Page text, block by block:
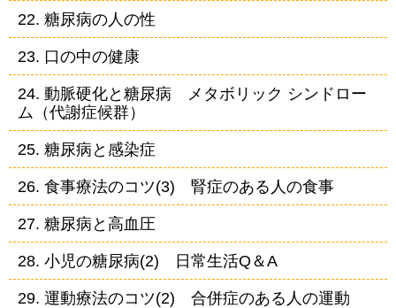
22. 糖尿病の人の性
23. 口の中の健康
24. 動脈硬化と糖尿病 メタボリック シンドロー
ム（代謝症候群）
25. 糖尿病と感染症
26. 食事療法のコツ(3) 腎症のある人の食事
27. 糖尿病と高血圧
28. 小児の糖尿病(2) 日常生活Q＆A
29. 運動療法のコツ(2) 合併症のある人の運動